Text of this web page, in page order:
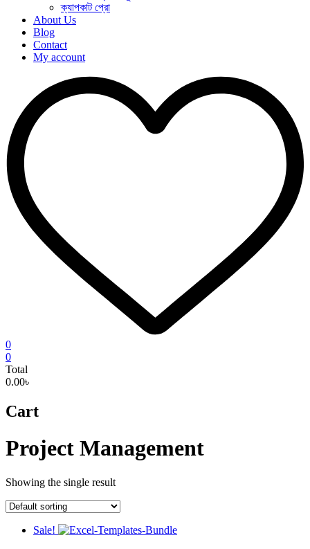
ক্যাপকাট প্রো
About Us
Blog
Contact
My account
0
0
Total
0.00৳
Cart
Project Management
Showing the single result
Sale!